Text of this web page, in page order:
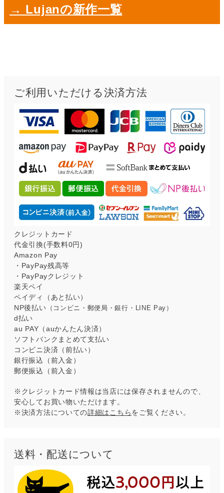
→ Lujanの新作一覧
ご利用いただける決済方法
クレジットカード
代金引換(手数料0円)
Amazon Pay
・PayPay残高等
・PayPayクレジット
楽天ペイ
ペイディ（あと払い）
NP後払い （コンビニ・郵便局・銀行・LINE Pay）
d払い
au PAY（auかんたん決済）
ソフトバンクまとめて支払い
コンビニ決済（前払い）
銀行振込（前入金）
郵便振込（前入金）
※クレジットカード情報は当店には保存されませんので、
安心してお買い物いただけます。
※決済方法についての詳細はこちらをご覧ください。
送料・配送について